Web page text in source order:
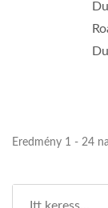
Eredmény 1 - 24